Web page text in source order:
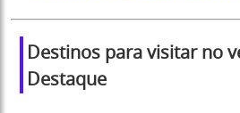
Destinos para visitar no
Destaque